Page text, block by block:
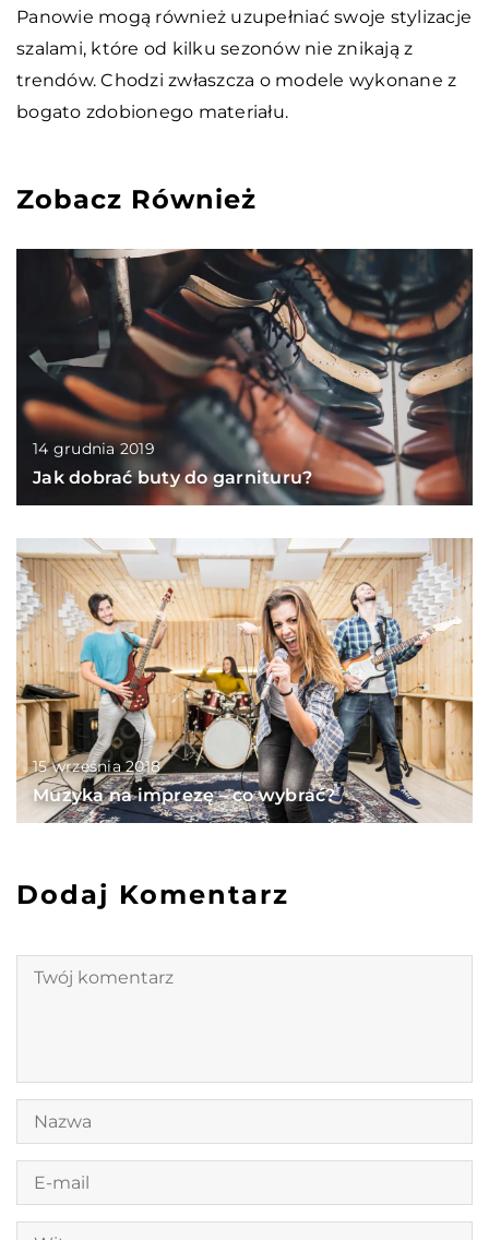
Panowie mogą również uzupełniać swoje stylizacje
szalami, które od kilku sezonów nie znikają z
trendów. Chodzi zwłaszcza o modele wykonane z
bogato zdobionego materiału.
Zobacz Również
14 grudnia 2019
Jak dobrać buty do garnituru?
15 września 2018
Muzyka na imprezę – co wybrać?
Dodaj Komentarz